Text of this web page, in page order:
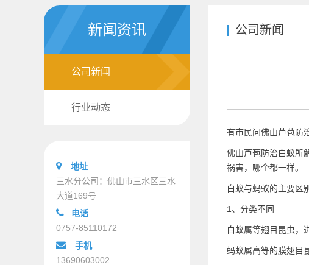
新闻资讯
公司新闻
行业动态
地址
三水分公司：佛山市三水区三水
大道169号
电话
0757-85110172
手机
13690603002
公司新闻
有市民问佛山芦苞防
佛山芦苞防治白蚁所
祸害，哪个都一样。
白蚁与蚂蚁的主要区
1、分类不同
白蚁属等翅目昆虫，
蚂蚁属高等的膜翅目